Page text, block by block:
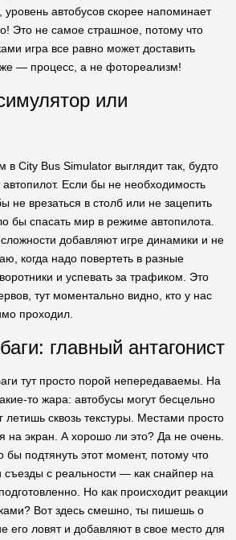
автобусов скорее напоминает
Это не самое страшное, потому что
игра все равно может доставить
— процесс, а не фотореализм!
или
в City Bus Simulator выглядит так, будто
Если бы не необходимость
не врезаться в столб или не зацепить
бы спасать мир в режиме автопилота.
добавляют игре динамики и не
когда надо повертеть в разные
и успевать за трафиком. Это
тут моментально видно, кто у нас
проходил.
главный антагонист
тут просто порой непередаваемы. На
то жара: автобусы могут бесцельно
летишь сквозь текстуры. Местами просто
на экран. А хорошо ли это? Да не очень.
бы подтянуть этот момент, потому что
съезды с реальности — как снайпер на
Но как происходит реакции
Вот здесь смешно, ты пишешь о
его ловят и добавляют в свое место для